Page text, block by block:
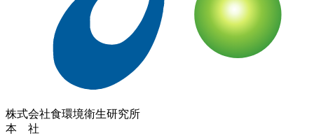
株式会社食環境衛生研究所
本 社